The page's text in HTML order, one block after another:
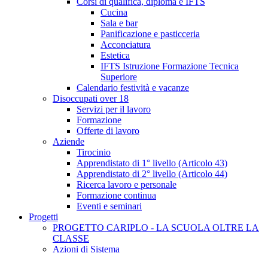
Cucina
Sala e bar
Panificazione e pasticceria
Acconciatura
Estetica
IFTS Istruzione Formazione Tecnica
Superiore
Calendario festività e vacanze
Disoccupati over 18
Servizi per il lavoro
Formazione
Offerte di lavoro
Aziende
Tirocinio
Apprendistato di 1° livello (Articolo 43)
Apprendistato di 2° livello (Articolo 44)
Ricerca lavoro e personale
Formazione continua
Eventi e seminari
Progetti
PROGETTO CARIPLO - LA SCUOLA OLTRE LA
CLASSE
Azioni di Sistema